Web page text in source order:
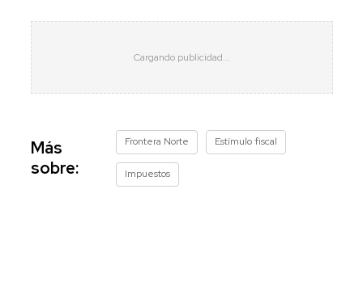
Más
sobre:
Frontera Norte Estímulo fiscal
Impuestos